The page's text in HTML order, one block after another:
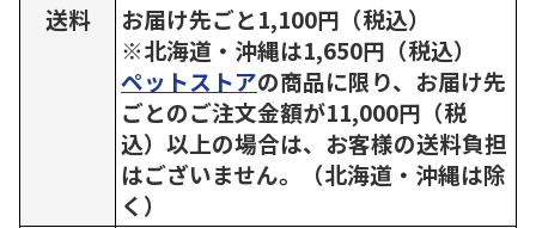
送料
お届け先ごと1,100円（税込）
※北海道・沖縄は1,650円（税込）
ペットストアの商品に限り、お届け先
ごとのご注文金額が11,000円（税
込）以上の場合は、お客様の送料負担
はございません。（北海道・沖縄は除
く）